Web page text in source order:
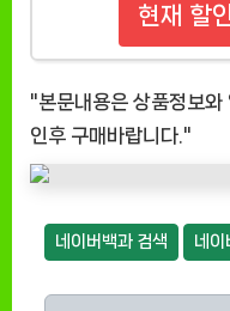
현재 할
"본문내용은 상품정보와
인후 구매바랍니다."
네이버백과 검색 네이